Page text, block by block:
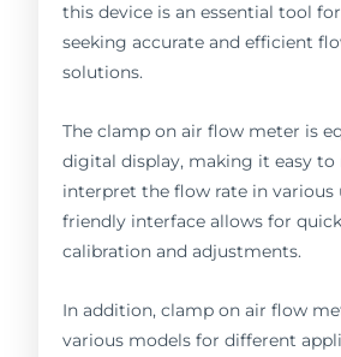
this device is an essential tool
seeking accurate and efficient
solutions.
The clamp on air flow meter is
digital display, making it easy to
interpret the flow rate in various
friendly interface allows for
calibration and adjustments.
In addition, clamp on air flow
various models for different